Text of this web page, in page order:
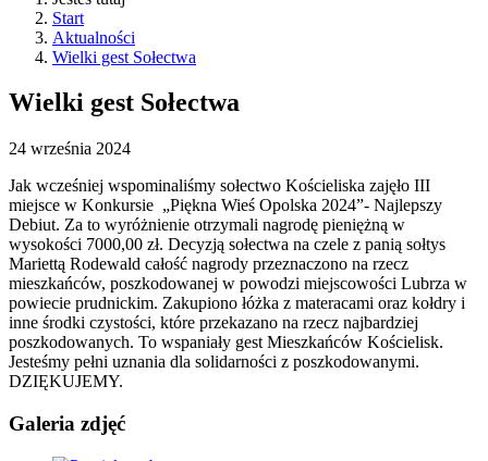
Start
Aktualności
Wielki gest Sołectwa
Wielki gest Sołectwa
24 września 2024
Jak wcześniej wspominaliśmy sołectwo Kościeliska zajęło III
miejsce w Konkursie „Piękna Wieś Opolska 2024”- Najlepszy
Debiut. Za to wyróżnienie otrzymali nagrodę pieniężną w
wysokości 7000,00 zł. Decyzją sołectwa na czele z panią sołtys
Mariettą Rodewald całość nagrody przeznaczono na rzecz
mieszkańców, poszkodowanej w powodzi miejscowości Lubrza w
powiecie prudnickim. Zakupiono łóżka z materacami oraz kołdry i
inne środki czystości, które przekazano na rzecz najbardziej
poszkodowanych. To wspaniały gest Mieszkańców Kościelisk.
Jesteśmy pełni uznania dla solidarności z poszkodowanymi.
DZIĘKUJEMY.
Galeria zdjęć